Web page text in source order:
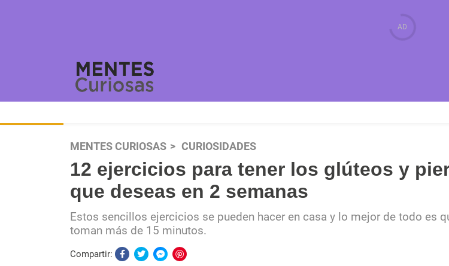
MENTES CURIOSAS CURIOSIDADES
12 ejercicios para tener los glúteos y
que deseas en 2 semanas
Estos sencillos ejercicios se pueden hacer en casa y lo mejor de todo es
toman más de 15 minutos.
Compartir: